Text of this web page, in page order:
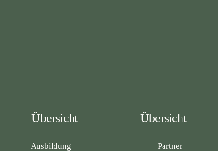
Übersicht Übersicht
Partner
Ausbildung